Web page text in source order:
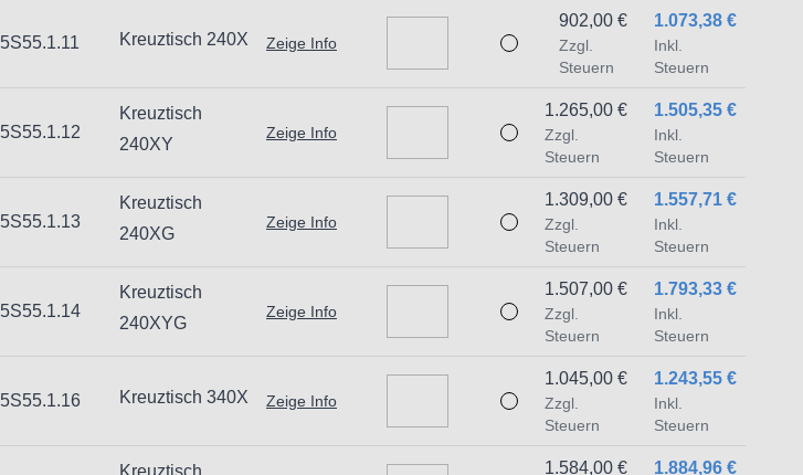
email: Info@hogetex.com
5S55.1.11 Kreuztisch 240X Zeige Info
1.073,38 €
Inkl.
Steuern
902,00 €
Zzgl.
Steuern
5S55.1.12
Kreuztisch
240XY
Zeige Info
1.505,35 €
Inkl.
Steuern
1.265,00 €
Zzgl.
Steuern
5S55.1.13
Kreuztisch
240XG
Zeige Info
1.557,71 €
Inkl.
Steuern
1.309,00 €
Zzgl.
Steuern
5S55.1.14
Kreuztisch
240XYG
Zeige Info
1.793,33 €
Inkl.
Steuern
1.507,00 €
Zzgl.
Steuern
5S55.1.16 Kreuztisch 340X Zeige Info
1.243,55 €
Inkl.
Steuern
1.045,00 €
Zzgl.
Steuern
Kreuztisch
1.884,96 €
1.584,00 €